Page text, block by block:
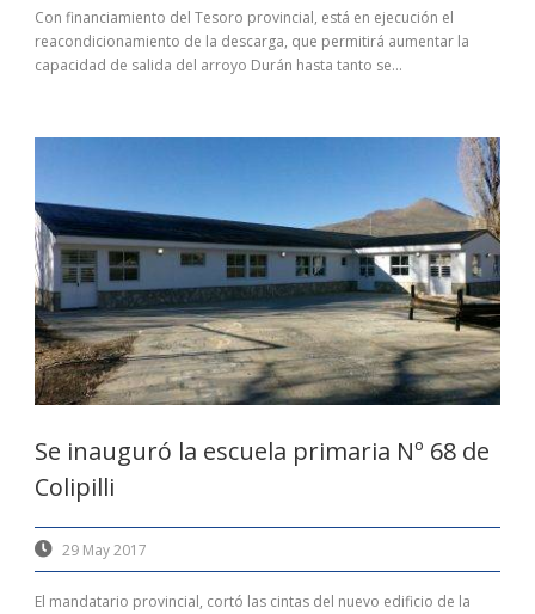
Con financiamiento del Tesoro provincial, está en ejecución el
reacondicionamiento de la descarga, que permitirá aumentar la
capacidad de salida del arroyo Durán hasta tanto se...
Se inauguró la escuela primaria Nº 68 de
Colipilli
29 May 2017
El mandatario provincial, cortó las cintas del nuevo edificio de la